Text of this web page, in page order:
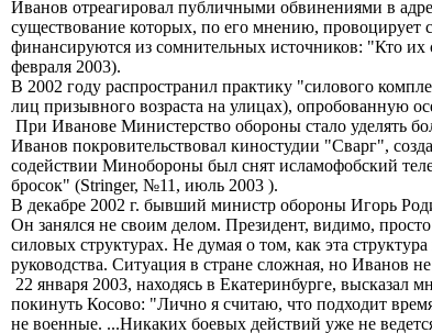
Иванов отреагировал публичными обвинениями в
существование которых, по его мнению, провоцирует
финансируются из сомнительных источников: "Кто их
февраля 2003).
В 2002 году распространил практику "силового
лиц призывного возраста на улицах), опробованную
При Иванове Министерство обороны стало уделять
Иванов покровительствовал киностудии "Сварг",
содействии Минобороны был снят исламофобский
бросок" (Stringer, №11, июль 2003 ).
В декабре 2002 г. бывший министр обороны Игорь
Он занялся не своим делом. Президент, видимо,
силовых структурах. Не думая о том, как эта структура
руководства. Ситуация в стране сложная, но
22 января 2003, находясь в Екатеринбурге,
покинуть Косово: "Лично я считаю, что подходит
не военные. ...Никаких боевых действий уже не